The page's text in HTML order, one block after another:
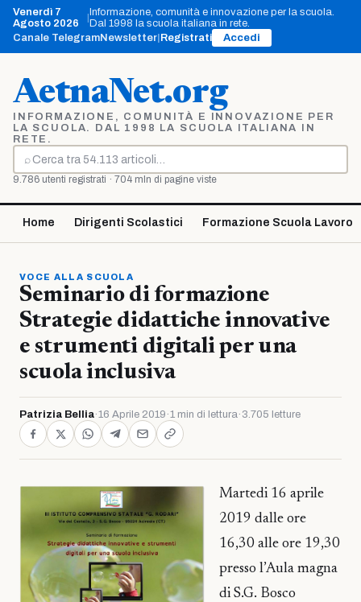
Vai
contenuto
Venerdì 7
Agosto 2026
Informazione, comunità e innovazione per la scuola.
Dal 1998 la scuola italiana in rete.
Canale TelegramNewsletter Registrati Accedi
AetnaNet.org
INFORMAZIONE, COMUNITÀ E INNOVAZIONE PER
LA SCUOLA. DAL 1998 LA SCUOLA ITALIANA IN
RETE.
⌕
Cerca
9.786 utenti registrati · 704 mln di pagine viste
Home Dirigenti Scolastici Formazione Scuola Lavoro
VOCE ALLA SCUOLA
Seminario di formazione
Strategie didattiche innovative
e strumenti digitali per una
scuola inclusiva
Patrizia Bellia·16 Aprile 2019 ·1 min di lettura· 3.705 letture
Martedi 16 aprile
2019 dalle ore
16,30 alle ore 19,30
presso l’Aula magna
di S.G. Bosco